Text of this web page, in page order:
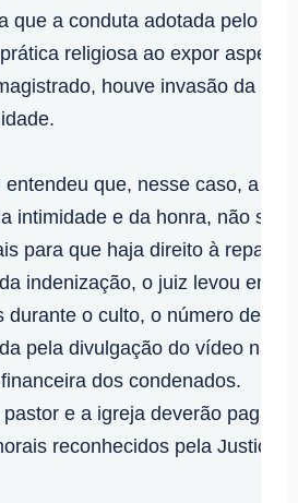
que a conduta adotada pelo
religiosa ao expor
houve invasão da
entendeu que, nesse caso, a
intimidade e da honra, não
para que haja direito à
indenização, o juiz levou em
durante o culto, o número de
pela divulgação do vídeo nas
dos condenados.
e a igreja deverão pagar
reconhecidos pela Justiça.